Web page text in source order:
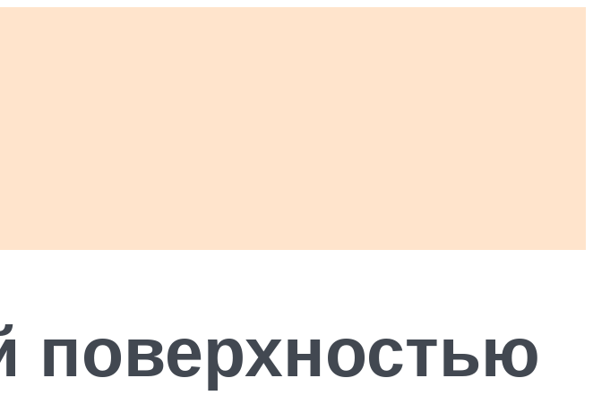
поверхностью